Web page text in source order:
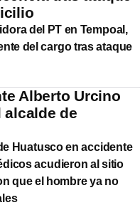
del PT en Tempoal,
del cargo tras ataque
Alberto Urcino
alcalde de
Huatusco en accidente
acudieron al sitio
que el hombre ya no